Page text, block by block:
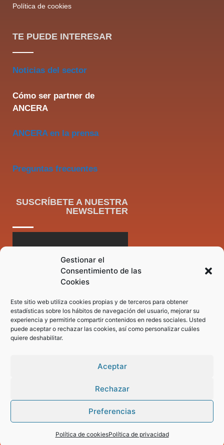
Gestionar el
Consentimiento de las
Cookies
Este sitio web utiliza cookies propias y de terceros para obtener
estadísticas sobre los hábitos de navegación del usuario, mejorar su
experiencia y permitirle compartir contenidos en redes sociales. Usted
puede aceptar o rechazar las cookies, así como personalizar cuáles
quiere deshabilitar.
Aceptar
Rechazar
Preferencias
Política de cookiesPolítica de privacidad
Política de cookies
TE PUEDE INTERESAR
Noticias del sector
Cómo ser partner de
ANCERA
ANCERA en la prensa
Preguntas frecuentes
SUSCRÍBETE A NUESTRA
NEWSLETTER